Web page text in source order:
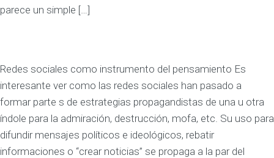
parece un simple […]
Redes sociales como instrumento del pensamiento Es
interesante ver como las redes sociales han pasado a
formar parte s de estrategias propagandistas de una u otra
índole para la admiración, destrucción, mofa, etc. Su uso para
difundir mensajes políticos e ideológicos, rebatir
informaciones o “crear noticias” se propaga a la par del